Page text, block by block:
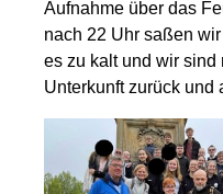
Aufnahme über das
nach 22 Uhr saßen
es zu kalt und wir
Unterkunft zurück und